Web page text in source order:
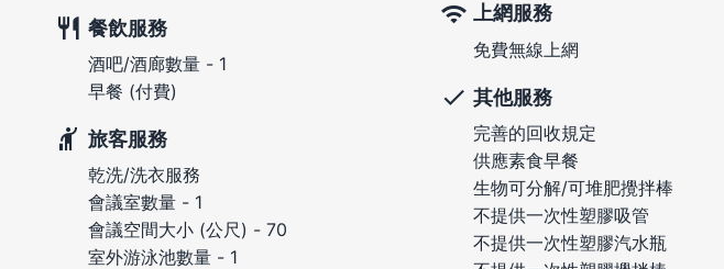
餐飲服務
酒吧/酒廊數量 - 1
早餐 (付費)
旅客服務
乾洗/洗衣服務
會議室數量 - 1
會議空間大小 (公尺) - 70
室外游泳池數量 - 1
上網服務
免費無線上網
其他服務
完善的回收規定
供應素食早餐
生物可分解/可堆肥攪拌棒
不提供一次性塑膠吸管
不提供一次性塑膠汽水瓶